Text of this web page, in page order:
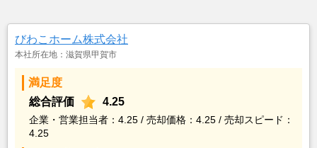
びわこホーム株式会社
本社所在地：滋賀県甲賀市
満足度
総合評価
4.25
企業・営業担当者：4.25 / 売却価格：4.25 / 売却スピード：
4.25